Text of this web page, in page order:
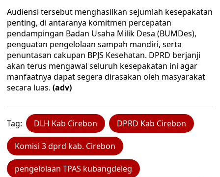
Audiensi tersebut menghasilkan sejumlah kesepakatan
penting, di antaranya komitmen percepatan
pendampingan Badan Usaha Milik Desa (BUMDes),
penguatan pengelolaan sampah mandiri, serta
penuntasan cakupan BPJS Kesehatan. DPRD berjanji
akan terus mengawal seluruh kesepakatan ini agar
manfaatnya dapat segera dirasakan oleh masyarakat
secara luas. (adv)
Tag: DLH Kab Cirebon DPRD Kab Cirebon
Komisi 3 dprd kab. Cirebon
pengelolaan TPAS kubangdeleg